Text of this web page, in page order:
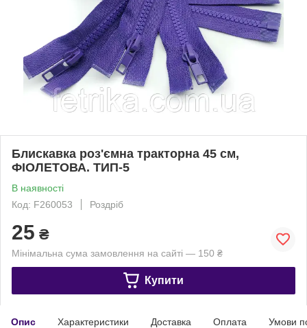
Блискавка роз'ємна тракторна 45 см,
ФІОЛЕТОВА. ТИП-5
В наявності
Код: F260053
Роздріб
25 ₴
Мінімальна сума замовлення на сайті — 150 ₴
Купити
Опис Характеристики Доставка Оплата Умови